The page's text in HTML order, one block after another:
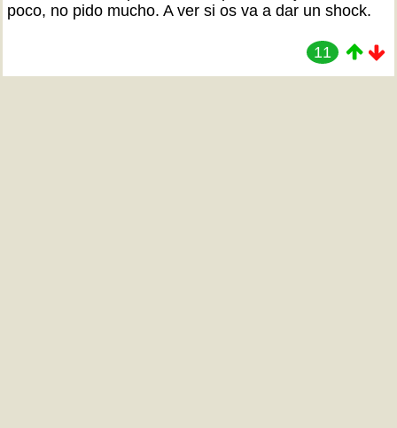
poco, no pido mucho. A ver si os va a dar un shock.
11